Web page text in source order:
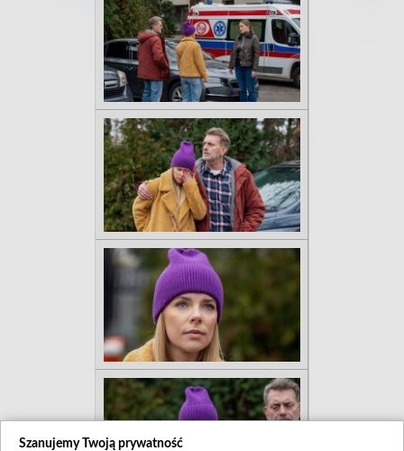
Szanujemy Twoją prywatność